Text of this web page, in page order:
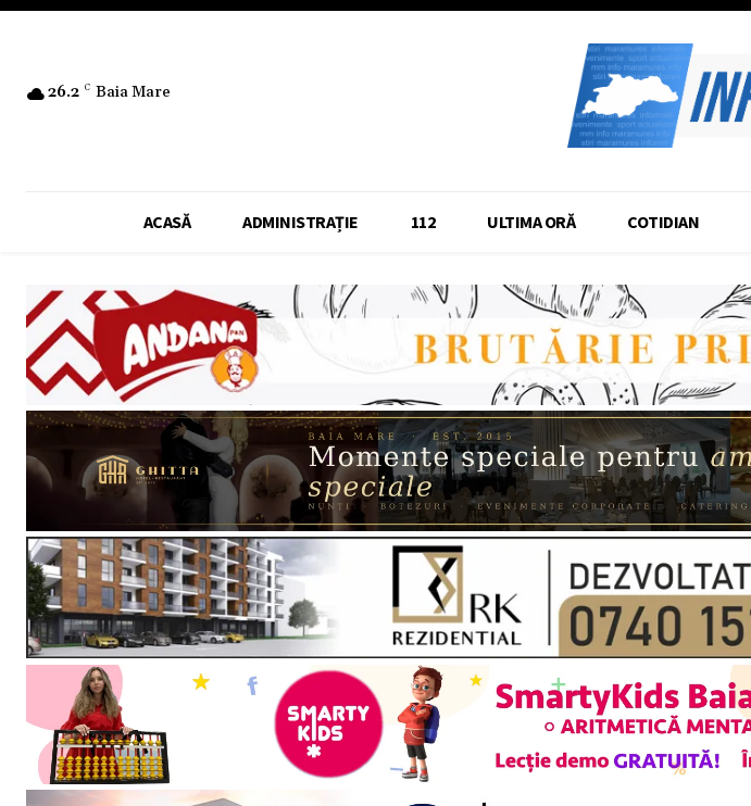
26.2 C Baia Mare
ACASĂ ADMINISTRAȚIE 112 ULTIMA ORĂ COTIDIAN